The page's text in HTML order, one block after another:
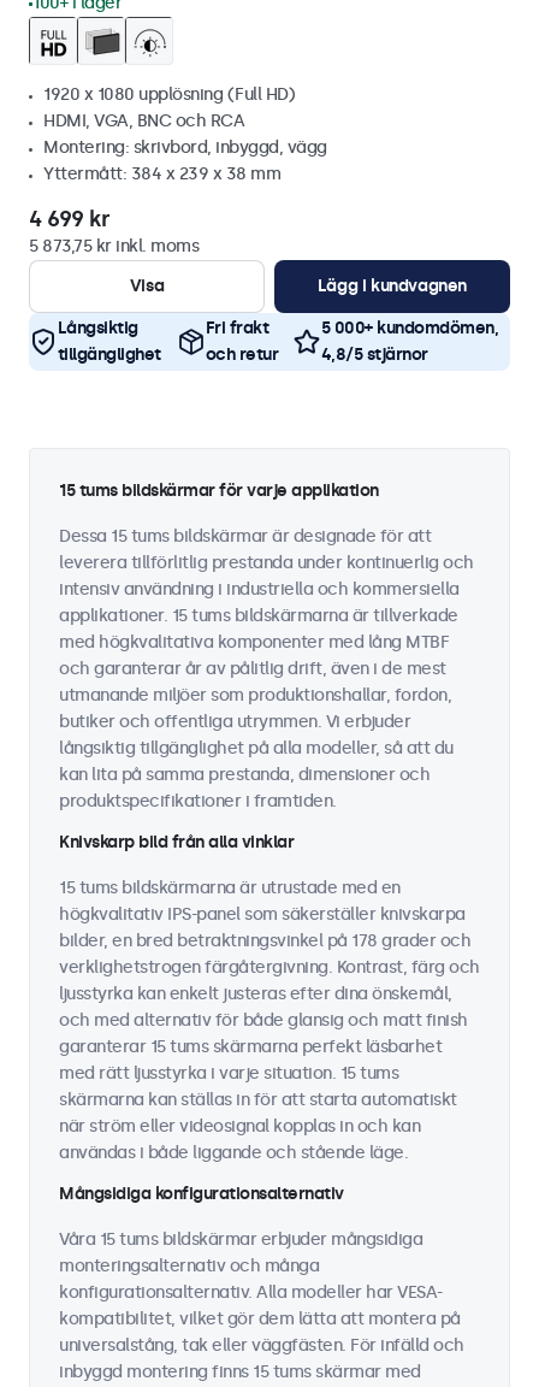
1920 x 1080 upplösning (Full HD)
HDMI, VGA, BNC och RCA
Montering: skrivbord, inbyggd, vägg
Yttermått: 384 x 239 x 38 mm
4 699 kr
5 873,75 kr inkl. moms
Visa
Lägg i kundvagnen
Långsiktig
tillgänglighet
Fri frakt
och retur
5 000+ kundomdömen,
4,8/5 stjärnor
15 tums bildskärmar för varje applikation
Dessa 15 tums bildskärmar är designade för att
leverera tillförlitlig prestanda under kontinuerlig och
intensiv användning i industriella och kommersiella
applikationer. 15 tums bildskärmarna är tillverkade
med högkvalitativa komponenter med lång MTBF
och garanterar år av pålitlig drift, även i de mest
utmanande miljöer som produktionshallar, fordon,
butiker och offentliga utrymmen. Vi erbjuder
långsiktig tillgänglighet på alla modeller, så att du
kan lita på samma prestanda, dimensioner och
produktspecifikationer i framtiden.
Knivskarp bild från alla vinklar
15 tums bildskärmarna är utrustade med en
högkvalitativ IPS-panel som säkerställer knivskarpa
bilder, en bred betraktningsvinkel på 178 grader och
verklighetstrogen färgåtergivning. Kontrast, färg och
ljusstyrka kan enkelt justeras efter dina önskemål,
och med alternativ för både glansig och matt finish
garanterar 15 tums skärmarna perfekt läsbarhet
med rätt ljusstyrka i varje situation. 15 tums
skärmarna kan ställas in för att starta automatiskt
när ström eller videosignal kopplas in och kan
användas i både liggande och stående läge.
Mångsidiga konfigurationsalternativ
Våra 15 tums bildskärmar erbjuder mångsidiga
monteringsalternativ och många
konfigurationsalternativ. Alla modeller har VESA-
kompatibilitet, vilket gör dem lätta att montera på
universalstång, tak eller väggfästen. För infälld och
inbyggd montering finns 15 tums skärmar med